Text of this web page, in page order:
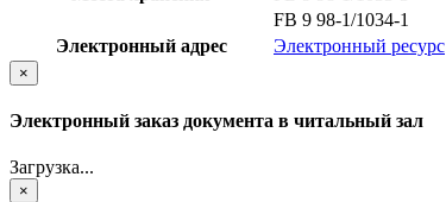
FB 9 98-1/1034-1
Электронный адрес
Электронный ресурс
×
Электронный заказ документа в читальный зал
Загрузка...
×